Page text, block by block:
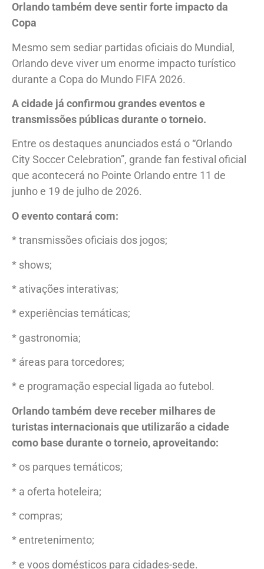
Orlando também deve sentir forte impacto da
Copa
Mesmo sem sediar partidas oficiais do Mundial,
Orlando deve viver um enorme impacto turístico
durante a Copa do Mundo FIFA 2026.
A cidade já confirmou grandes eventos e
transmissões públicas durante o torneio.
Entre os destaques anunciados está o “Orlando
City Soccer Celebration”, grande fan festival oficial
que acontecerá no Pointe Orlando entre 11 de
junho e 19 de julho de 2026.
O evento contará com:
* transmissões oficiais dos jogos;
* shows;
* ativações interativas;
* experiências temáticas;
* gastronomia;
* áreas para torcedores;
* e programação especial ligada ao futebol.
Orlando também deve receber milhares de
turistas internacionais que utilizarão a cidade
como base durante o torneio, aproveitando:
* os parques temáticos;
* a oferta hoteleira;
* compras;
* entretenimento;
* e voos domésticos para cidades-sede.